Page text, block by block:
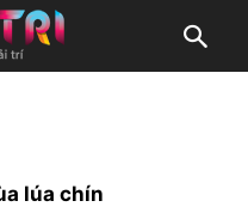
lúa chín